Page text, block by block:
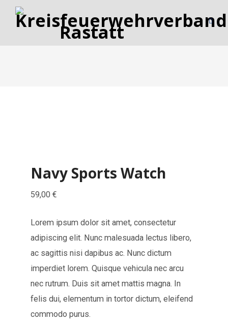
Navy Sports Watch
59,00 €
Lorem ipsum dolor sit amet, consectetur
adipiscing elit. Nunc malesuada lectus libero,
ac sagittis nisi dapibus ac. Nunc dictum
imperdiet lorem. Quisque vehicula nec arcu
nec rutrum. Duis sit amet mattis magna. In
felis dui, elementum in tortor dictum, eleifend
commodo purus.